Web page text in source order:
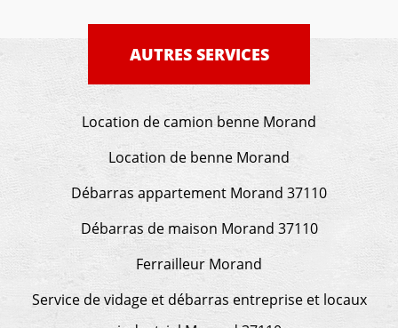
AUTRES SERVICES
Location de camion benne Morand
Location de benne Morand
Débarras appartement Morand 37110
Débarras de maison Morand 37110
Ferrailleur Morand
Service de vidage et débarras entreprise et locaux